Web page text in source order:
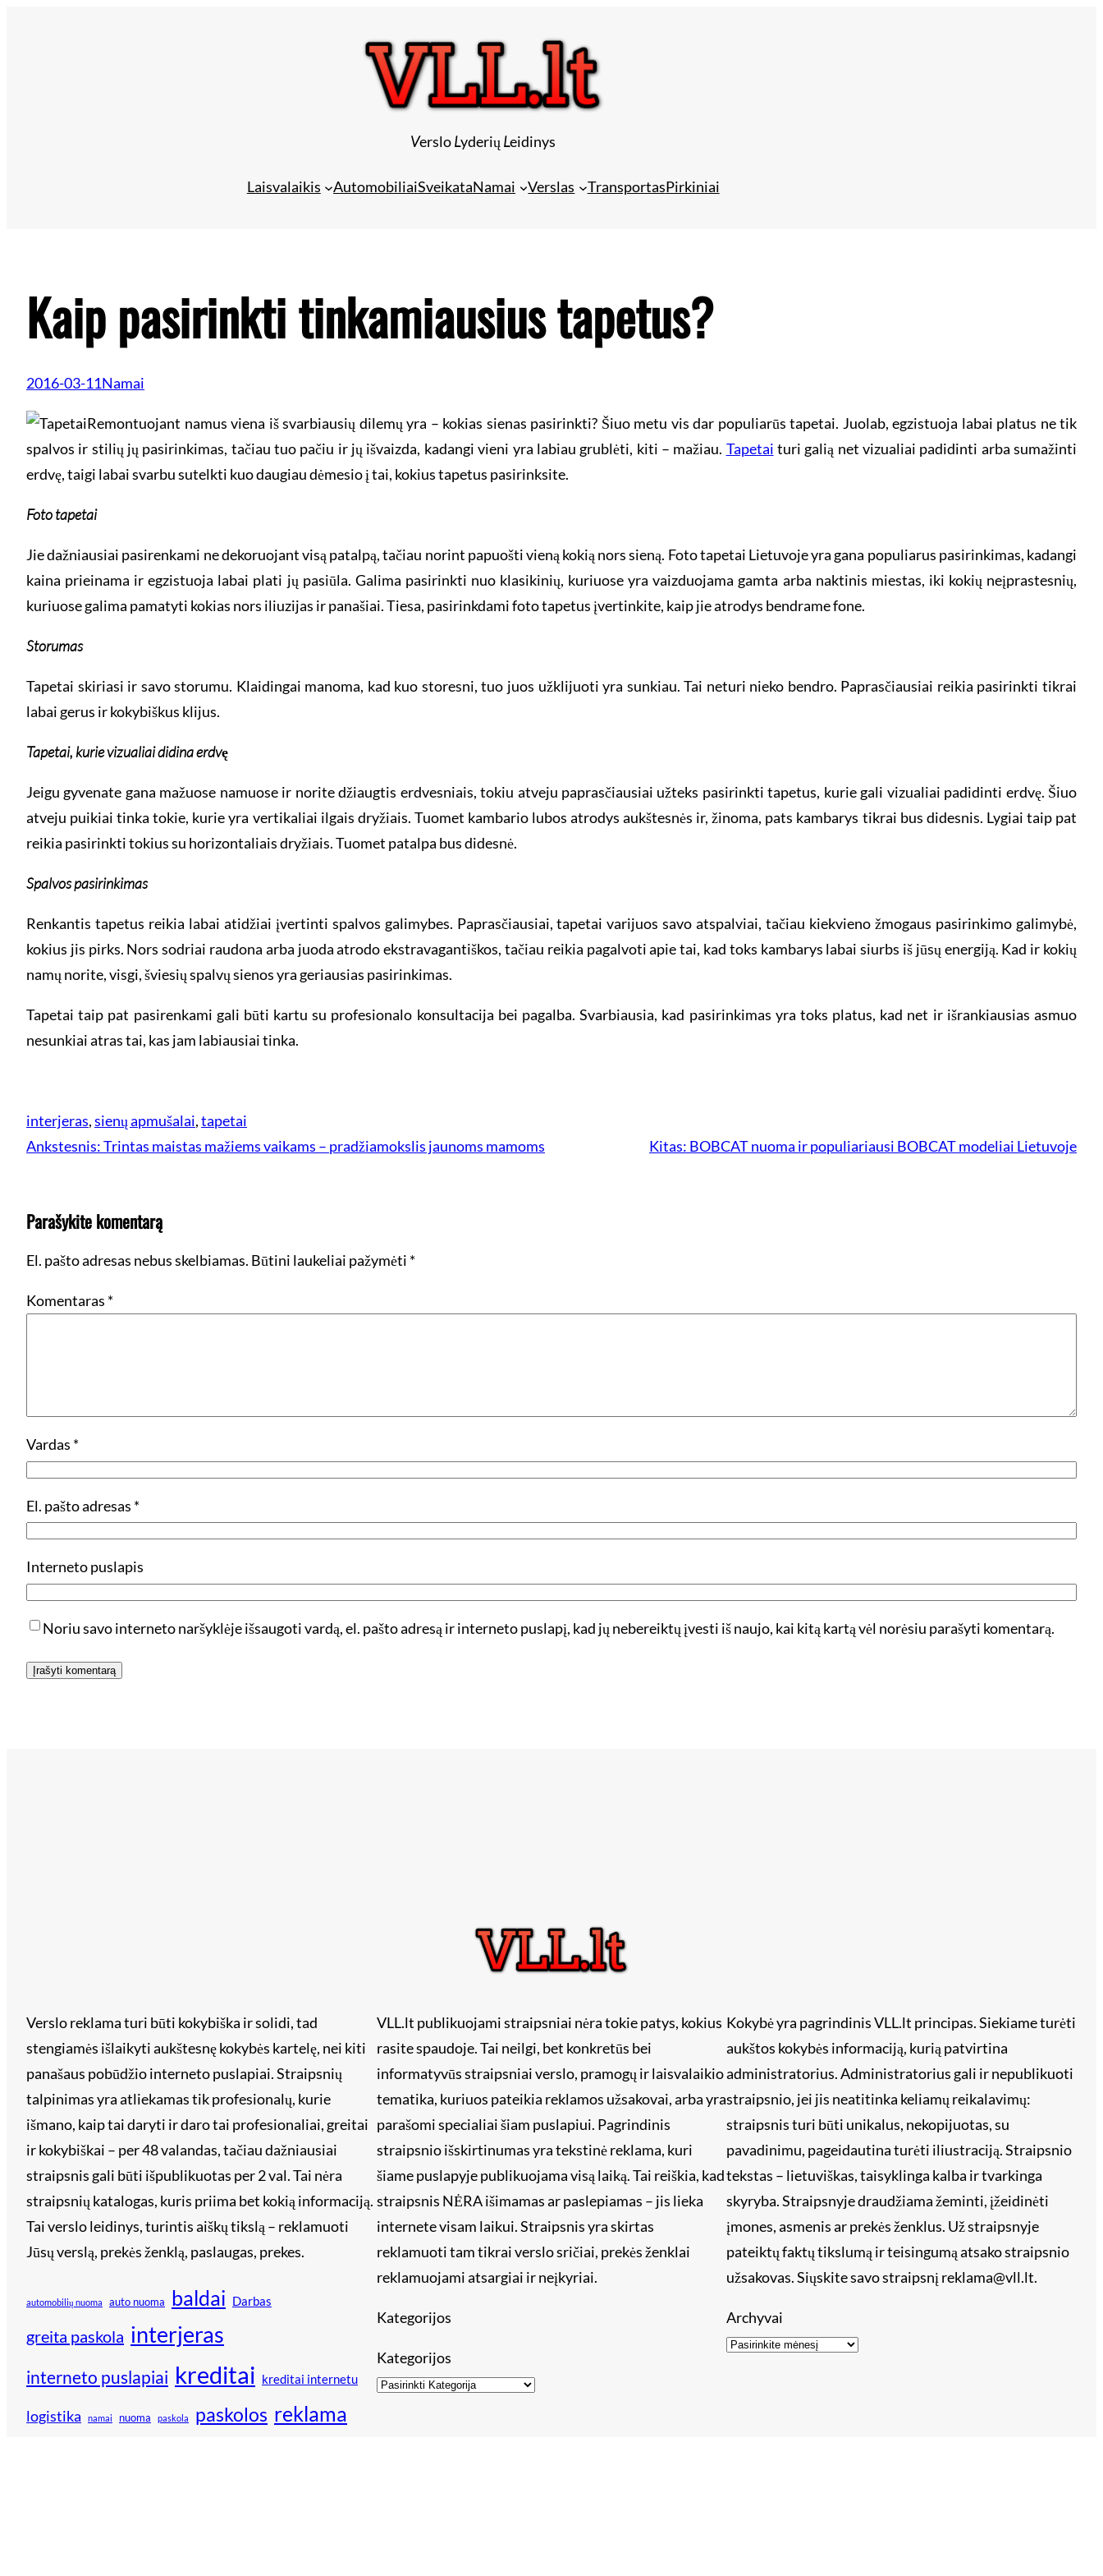
VersloLyderių Leidinys
Laisvalaikis AutomobiliaiSveikataNamai Verslas TransportasPirkiniai
Kaip pasirinkti tinkamiausius tapetus?
2016-03-11Namai
Remontuojant namus viena iš svarbiausių dilemų yra – kokias sienas pasirinkti? Šiuo metu vis dar populiarūs tapetai. Juolab, egzistuoja labai platus ne tik
spalvos ir stilių jų pasirinkimas, tačiau tuo pačiu ir jų išvaizda, kadangi vieni yra labiau grublėti, kiti – mažiau. Tapetai turi galią net vizualiai padidinti arba sumažinti
erdvę, taigi labai svarbu sutelkti kuo daugiau dėmesio į tai, kokius tapetus pasirinksite.
Foto tapetai
Jie dažniausiai pasirenkami ne dekoruojant visą patalpą, tačiau norint papuošti vieną kokią nors sieną. Foto tapetai Lietuvoje yra gana populiarus pasirinkimas, kadangi
kaina prieinama ir egzistuoja labai plati jų pasiūla. Galima pasirinkti nuo klasikinių, kuriuose yra vaizduojama gamta arba naktinis miestas, iki kokių neįprastesnių,
kuriuose galima pamatyti kokias nors iliuzijas ir panašiai. Tiesa, pasirinkdami foto tapetus įvertinkite, kaip jie atrodys bendrame fone.
Storumas
Tapetai skiriasi ir savo storumu. Klaidingai manoma, kad kuo storesni, tuo juos užklijuoti yra sunkiau. Tai neturi nieko bendro. Paprasčiausiai reikia pasirinkti tikrai
labai gerus ir kokybiškus klijus.
Tapetai, kurie vizualiai didina erdvę
Jeigu gyvenate gana mažuose namuose ir norite džiaugtis erdvesniais, tokiu atveju paprasčiausiai užteks pasirinkti tapetus, kurie gali vizualiai padidinti erdvę. Šiuo
atveju puikiai tinka tokie, kurie yra vertikaliai ilgais dryžiais. Tuomet kambario lubos atrodys aukštesnės ir, žinoma, pats kambarys tikrai bus didesnis. Lygiai taip pat
reikia pasirinkti tokius su horizontaliais dryžiais. Tuomet patalpa bus didesnė.
Spalvos pasirinkimas
Renkantis tapetus reikia labai atidžiai įvertinti spalvos galimybes. Paprasčiausiai, tapetai varijuos savo atspalviai, tačiau kiekvieno žmogaus pasirinkimo galimybė,
kokius jis pirks. Nors sodriai raudona arba juoda atrodo ekstravagantiškos, tačiau reikia pagalvoti apie tai, kad toks kambarys labai siurbs iš jūsų energiją. Kad ir kokių
namų norite, visgi, šviesių spalvų sienos yra geriausias pasirinkimas.
Tapetai taip pat pasirenkami gali būti kartu su profesionalo konsultacija bei pagalba. Svarbiausia, kad pasirinkimas yra toks platus, kad net ir išrankiausias asmuo
nesunkiai atras tai, kas jam labiausiai tinka.
interjeras, sienų apmušalai, tapetai
Ankstesnis:Trintas maistas mažiems vaikams – pradžiamokslis jaunoms mamoms Kitas: BOBCAT nuoma ir populiariausi BOBCAT modeliai Lietuvoje
Parašykite komentarą
El. pašto adresas nebus skelbiamas. Būtini laukeliai pažymėti *
Komentaras *
Vardas *
El. pašto adresas *
Interneto puslapis
Noriu savo interneto naršyklėje išsaugoti vardą, el. pašto adresą ir interneto puslapį, kad jų nebereiktų įvesti iš naujo, kai kitą kartą vėl norėsiu parašyti komentarą.
Verslo reklama turi būti kokybiška ir solidi, tad
stengiamės išlaikyti aukštesnę kokybės kartelę, nei kiti
panašaus pobūdžio interneto puslapiai. Straipsnių
talpinimas yra atliekamas tik profesionalų, kurie
išmano, kaip tai daryti ir daro tai profesionaliai, greitai
ir kokybiškai – per 48 valandas, tačiau dažniausiai
straipsnis gali būti išpublikuotas per 2 val. Tai nėra
straipsnių katalogas, kuris priima bet kokią informaciją.
Tai verslo leidinys, turintis aiškų tikslą – reklamuoti
Jūsų verslą, prekės ženklą, paslaugas, prekes.
automobilių nuoma auto nuoma baldai Darbas
greita paskola interjeras
interneto puslapiai kreditai kreditai internetu
logistika namai nuoma paskola paskolos reklama
VLL.lt publikuojami straipsniai nėra tokie patys, kokius
rasite spaudoje. Tai neilgi, bet konkretūs bei
informatyvūs straipsniai verslo, pramogų ir laisvalaikio
tematika, kuriuos pateikia reklamos užsakovai, arba yra
parašomi specialiai šiam puslapiui. Pagrindinis
straipsnio išskirtinumas yra tekstinė reklama, kuri
šiame puslapyje publikuojama visą laiką. Tai reiškia, kad
straipsnis NĖRA išimamas ar paslepiamas – jis lieka
internete visam laikui. Straipsnis yra skirtas
reklamuoti tam tikrai verslo sričiai, prekės ženklai
reklamuojami atsargiai ir neįkyriai.
Kategorijos
Kategorijos
Kokybė yra pagrindinis VLL.lt principas. Siekiame turėti
aukštos kokybės informaciją, kurią patvirtina
administratorius. Administratorius gali ir nepublikuoti
straipsnio, jei jis neatitinka keliamų reikalavimų:
straipsnis turi būti unikalus, nekopijuotas, su
pavadinimu, pageidautina turėti iliustraciją. Straipsnio
tekstas – lietuviškas, taisyklinga kalba ir tvarkinga
skyryba. Straipsnyje draudžiama žeminti, įžeidinėti
įmones, asmenis ar prekės ženklus. Už straipsnyje
pateiktų faktų tikslumą ir teisingumą atsako straipsnio
užsakovas. Siųskite savo straipsnį reklama@vll.lt.
Archyvai